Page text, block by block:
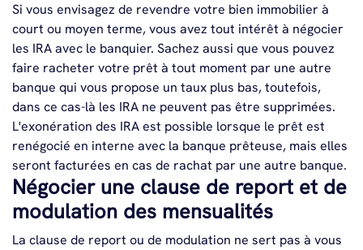
Si vous envisagez de revendre votre bien immobilier à
court ou moyen terme, vous avez tout intérêt à négocier
les IRA avec le banquier. Sachez aussi que vous pouvez
faire racheter votre prêt à tout moment par une autre
banque qui vous propose un taux plus bas, toutefois,
dans ce cas-là les IRA ne peuvent pas être supprimées.
L'exonération des IRA est possible lorsque le prêt est
renégocié en interne avec la banque prêteuse, mais elles
seront facturées en cas de rachat par une autre banque.
Négocier une clause de report et de
modulation des mensualités
La clause de report ou de modulation ne sert pas à vous